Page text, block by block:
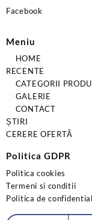
Facebook
Meniu
HOME
RECENTE
CATEGORII
GALERIE
CONTACT
ȘTIRI
CERERE OFERTĂ
Politica GDPR
Politica cookies
Termeni si conditii
Politica de